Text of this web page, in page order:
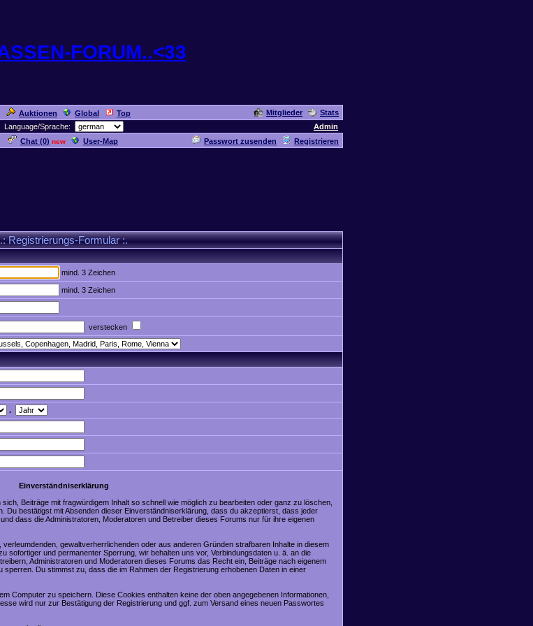
FORUM..<33
Auktionen Global Top Mitglieder
Stats
Language/Sprache:
Admin
Chat (0) new User-Map Passwort zusenden Registrieren
.: Registrierungs-Formular :.
mind. 3 Zeichen
mind. 3 Zeichen
verstecken
.
Einverständniserklärung
Beiträge mit fragwürdigem Inhalt so schnell wie möglich zu bearbeiten oder ganz zu löschen,
Du bestätigst mit Absenden dieser Einverständniserklärung, dass du akzeptierst, dass jeder
dass die Administratoren, Moderatoren und Betreiber dieses Forums nur für ihre eigenen
gewaltverherrlichenden oder aus anderen Gründen strafbaren Inhalte in diesem
sofortiger und permanenter Sperrung, wir behalten uns vor, Verbindungsdaten u. ä. an die
Administratoren und Moderatoren dieses Forums das Recht ein, Beiträge nach eigenem
Du stimmst zu, dass die im Rahmen der Registrierung erhobenen Daten in einer
Computer zu speichern. Diese Cookies enthalten keine der oben angegebenen Informationen,
wird nur zur Bestätigung der Registrierung und ggf. zum Versand eines neuen Passwortes